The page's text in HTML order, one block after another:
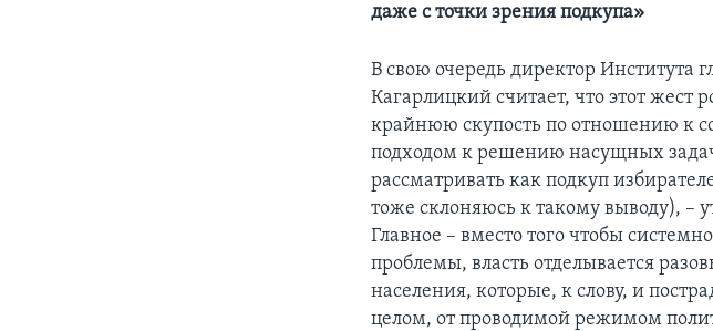
даже с точки зрения подкупа»
В свою очередь директор Института
Кагарлицкий считает, что этот жест
крайнюю скупость по отношению к
подходом к решению насущных
рассматривать как подкуп
тоже склоняюсь к такому выводу), –
Главное – вместо того чтобы
проблемы, власть отделывается
населения, которые, к слову, и
целом, от проводимой режимом